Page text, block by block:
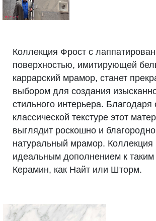
Коллекция Фрост с
поверхностью, имитирующей
каррарский мрамор, станет
выбором для создания
стильного интерьера. Благодаря
классической текстуре этот
выглядит роскошно и
натуральный мрамор. Коллекция
идеальным дополнением к
Керамин, как Найт или Шторм.